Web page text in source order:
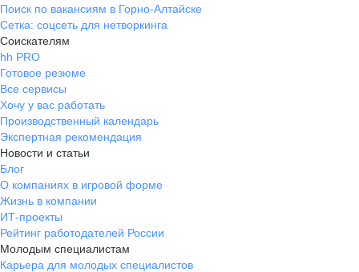
Поиск по вакансиям в Горно-Алтайске
Сетка: соцсеть для нетворкинга
Соискателям
hh PRO
Готовое резюме
Все сервисы
Хочу у вас работать
Производственный календарь
Экспертная рекомендация
Новости и статьи
Блог
О компаниях в игровой форме
Жизнь в компании
ИТ-проекты
Рейтинг работодателей России
Молодым специалистам
Карьера для молодых специалистов